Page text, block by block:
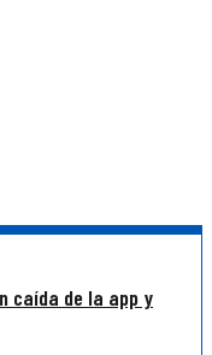
caída de la app y